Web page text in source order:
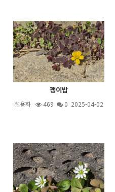
괭이밥
설용화 469 0 2025-04-02